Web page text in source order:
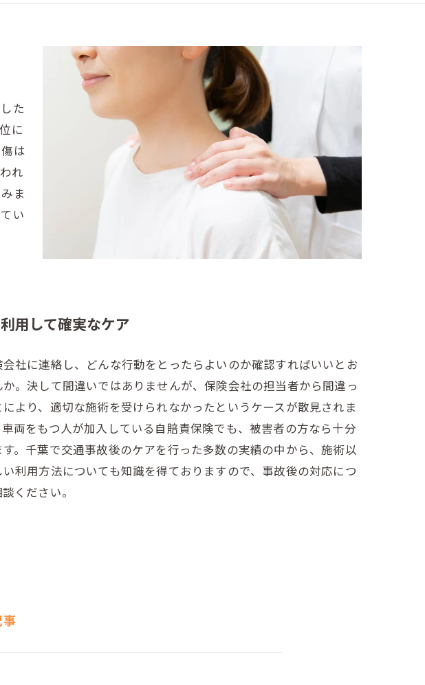
た
に
は
れ
ま
い
用して確実なケア
社に連絡し、どんな行動をとったらよいのか確認すればいいとお
。決して間違いではありませんが、保険会社の担当者から間違っ
より、適切な施術を受けられなかったというケースが散見されま
両をもつ人が加入している自賠責保険でも、被害者の方なら十分
。千葉で交通事故後のケアを行った多数の実績の中から、施術以
利用方法についても知識を得ておりますので、事故後の対応につ
ください。